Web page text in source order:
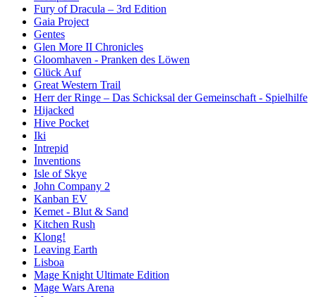
Fury of Dracula – 3rd Edition
Gaia Project
Gentes
Glen More II Chronicles
Gloomhaven - Pranken des Löwen
Glück Auf
Great Western Trail
Herr der Ringe – Das Schicksal der Gemeinschaft - Spielhilfe
Hijacked
Hive Pocket
Iki
Intrepid
Inventions
Isle of Skye
John Company 2
Kanban EV
Kemet - Blut & Sand
Kitchen Rush
Klong!
Leaving Earth
Lisboa
Mage Knight Ultimate Edition
Mage Wars Arena